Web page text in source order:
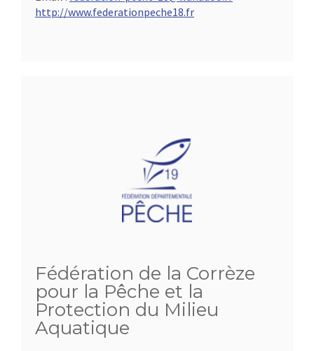
http://www.federationpeche18.fr
Fédération de la Corrèze
pour la Pêche et la
Protection du Milieu
Aquatique